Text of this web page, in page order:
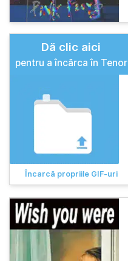
Dă clic aici
pentru a încărca în Tenor
Încarcă propriile GIF-uri